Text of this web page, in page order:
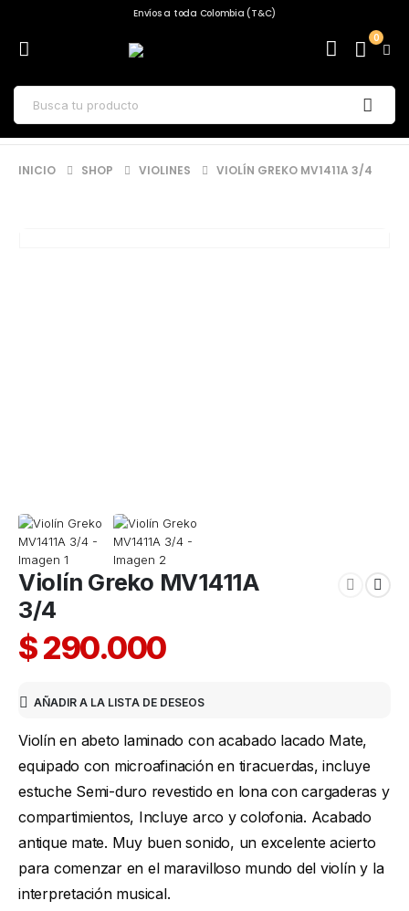
Envíos a toda Colombia (T&C)
0
INICIO SHOP VIOLINES VIOLÍN GREKO MV1411A 3/4
Violín Greko MV1411A
3/4
$290.000
AÑADIR A LA LISTA DE DESEOS
Violín en abeto laminado con acabado lacado Mate,
equipado con microafinación en tiracuerdas, incluye
estuche Semi-duro revestido en lona con cargaderas y
compartimientos, Incluye arco y colofonia. Acabado
antique mate. Muy buen sonido, un excelente acierto
para comenzar en el maravilloso mundo del violín y la
interpretación musical.